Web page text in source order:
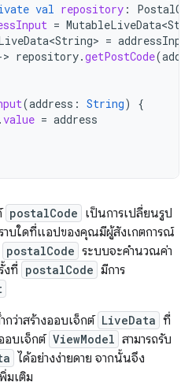
val repository :
=
=
> repository.getPostCode(
(address : String)
{
.value = address
postalCode เป็นการเปลี่ยนรูป
าบใดที่แอปของคุณมีผู้สังเกตการณ์
postalCode ระบบจะคํานวณค่า
งที่ postalCode มีการ
ว่าสร้างออบเจ็กต์ LiveData ที่
อบเจ็กต์ ViewModel สามารถรับ
ได้อย่างง่ายดาย จากนั้นจึง
มเติม